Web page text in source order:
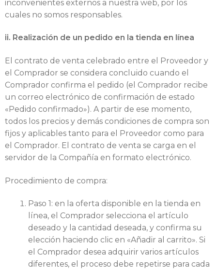
inconvenientes externos a nuestra web, por los
cuales no somos responsables.
ii. Realización de un pedido en la tienda en línea
El contrato de venta celebrado entre el Proveedor y
el Comprador se considera concluido cuando el
Comprador confirma el pedido (el Comprador recibe
un correo electrónico de confirmación de estado
«Pedido confirmado»). A partir de ese momento,
todos los precios y demás condiciones de compra son
fijos y aplicables tanto para el Proveedor como para
el Comprador. El contrato de venta se carga en el
servidor de la Compañía en formato electrónico.
Procedimiento de compra:
Paso 1: en la oferta disponible en la tienda en
línea, el Comprador selecciona el artículo
deseado y la cantidad deseada, y confirma su
elección haciendo clic en «Añadir al carrito». Si
el Comprador desea adquirir varios artículos
diferentes, el proceso debe repetirse para cada